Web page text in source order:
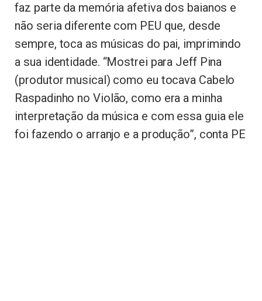
faz parte da memória afetiva dos baianos e
não seria diferente com PEU que, desde
sempre, toca as músicas do pai, imprimindo
a sua identidade. “Mostrei para Jeff Pina
(produtor musical) como eu tocava Cabelo
Raspadinho no Violão, como era a minha
interpretação da música e com essa guia ele
foi fazendo o arranjo e a produção”, conta PE